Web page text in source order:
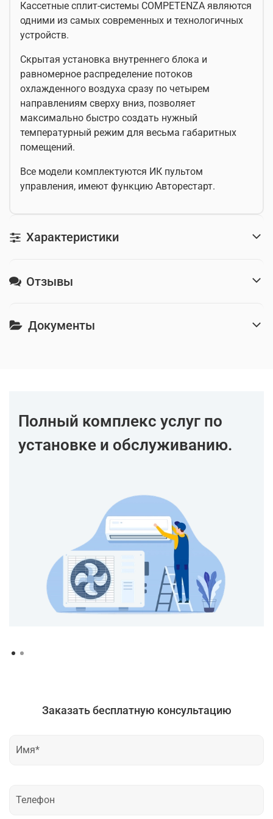
Кассетные сплит-системы COMPETENZA являются
одними из самых современных и технологичных
устройств.
Скрытая установка внутреннего блока и
равномерное распределение потоков
охлажденного воздуха сразу по четырем
направлениям сверху вниз, позволяет
максимально быстро создать нужный
температурный режим для весьма габаритных
помещений.
Все модели комплектуются ИК пультом
управления, имеют функцию Авторестарт.
Характеристики
Отзывы
Документы
Полный комплекс услуг по
установке и обслуживанию.
Заказать бесплатную консультацию